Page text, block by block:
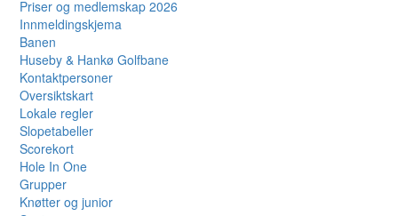
Priser og medlemskap 2026
Innmeldingskjema
Banen
Huseby & Hankø Golfbane
Kontaktpersoner
Oversiktskart
Lokale regler
Slopetabeller
Scorekort
Hole In One
Grupper
Knøtter og junior